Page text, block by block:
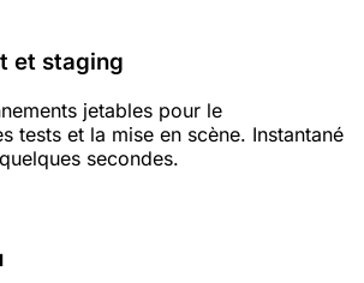
et staging
jetables pour le
tests et la mise en scène. Instantané
secondes.